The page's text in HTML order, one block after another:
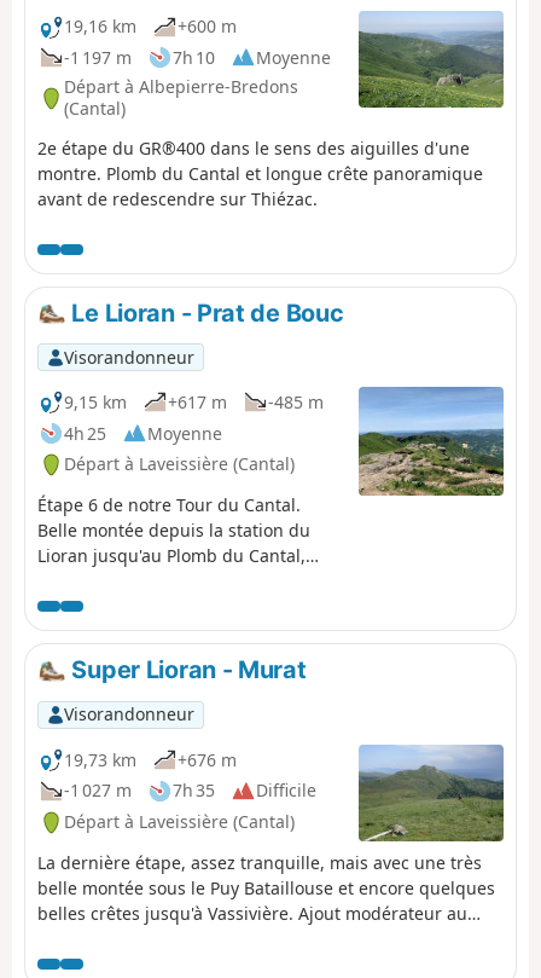
19,16 km
+600 m
-1 197 m
7h 10
Moyenne
Départ à Albepierre-Bredons
(Cantal)
2e étape du GR®400 dans le sens des aiguilles d'une
montre. Plomb du Cantal et longue crête panoramique
avant de redescendre sur Thiézac.
Le Lioran - Prat de Bouc
Visorandonneur
9,15 km
+617 m
-485 m
4h 25
Moyenne
Départ à Laveissière (Cantal)
Étape 6 de notre Tour du Cantal.
Belle montée depuis la station du
Lioran jusqu'au Plomb du Cantal,
forte montée pour accéder au Puy du
Rocher par l'Aiguillon ; traversée
pour rejoindre la gare d'arrivée du
téléphérique et dernière grimpette
(modérée) pour le Plomb du
Cantal.Panoramas de tous côtés. On
découvre les paysages de plusieurs
vallées selon les passages. On en
prend plein les yeux !
Super Lioran - Murat
Visorandonneur
19,73 km
+676 m
-1 027 m
7h 35
Difficile
Départ à Laveissière (Cantal)
La dernière étape, assez tranquille, mais avec une très
belle montée sous le Puy Bataillouse et encore quelques
belles crêtes jusqu'à Vassivière. Ajout modérateur au
parcours sur le terrain : vois les avis en bas de cette fiche